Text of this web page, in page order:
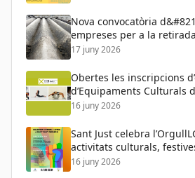
Nova convocatòria
empreses per a la
17 juny 2026
Obertes les inscripcions
d’Equipaments Culturals
16 juny 2026
Sant Just celebra
activitats culturals,
16 juny 2026